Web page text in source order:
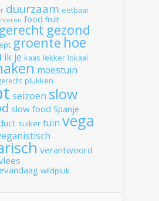
duurzaam eetbaar
food fruit
gerecht gezond
groente hoe
ik je kaas lekker lokaal
moestuin
plukken
seizoen slow
slow food Spanje
suiker tuin vega
verantwoord
wildpluk